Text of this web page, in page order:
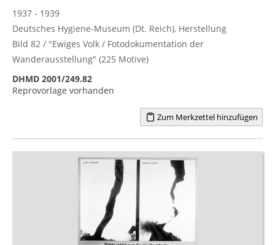
1937 - 1939
Deutsches Hygiene-Museum (Dt. Reich), Herstellung
Bild 82 / "Ewiges Volk / Fotodokumentation der
Wanderausstellung" (225 Motive)
DHMD 2001/249.82
Reprovorlage vorhanden
Zum Merkzettel hinzufügen